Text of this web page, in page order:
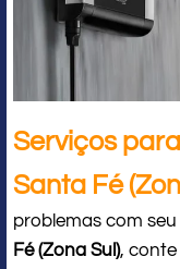
Serviços
Santa Fé
problemas com
Fé (Zona Sul),